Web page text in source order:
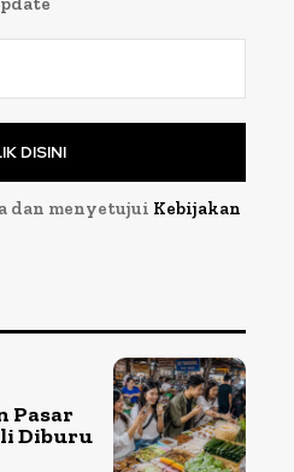
DISINI
dan menyetujui Kebijakan
Pasar
Diburu